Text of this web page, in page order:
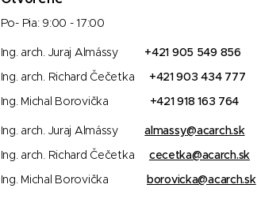
Po- Pia: 9:00 - 17:00
Ing. arch. Juraj Almássy +421 905 549 856
Ing. arch. Richard Čečetka +421 903 434 777
Ing. Michal Borovička +421 918 163 764
Ing. arch. Juraj Almássyalmassy@acarch.sk
Ing. arch. Richard Čečetka cecetka@acarch.sk
Ing. Michal Borovičkaborovicka@acarch.sk